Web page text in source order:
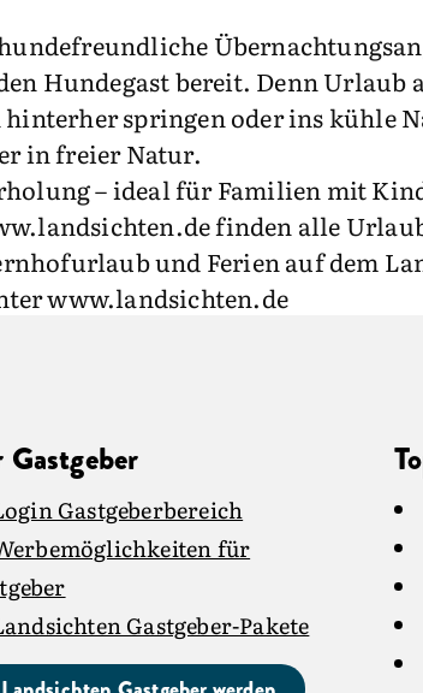
Hundegast bereit. Denn Urlaub
springen oder ins kühle
in freier Natur.
– ideal für Familien mit
finden alle
und Ferien auf dem
www.landsichten.de
Gastgeber
Gastgeberbereich
für
Gastgeber-Pakete